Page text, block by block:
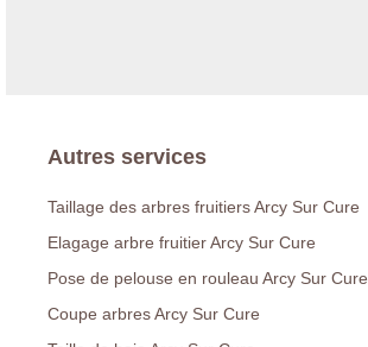
Autres services
Taillage des arbres fruitiers Arcy Sur Cure
Elagage arbre fruitier Arcy Sur Cure
Pose de pelouse en rouleau Arcy Sur Cure
Coupe arbres Arcy Sur Cure